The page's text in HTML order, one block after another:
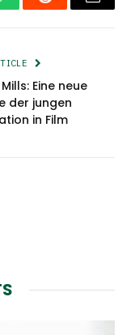
Reddit Email
Eine neue
der jungen
in Film